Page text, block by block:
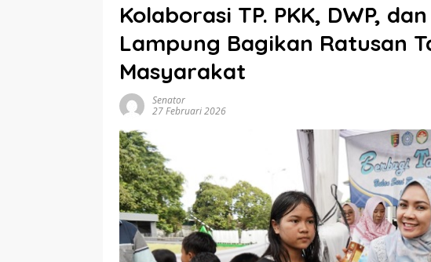
Kolaborasi TP. PKK, DWP,
Lampung Bagikan Ratusan
Masyarakat
Senator
27 Februari 2026